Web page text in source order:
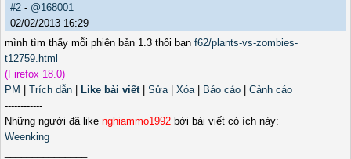
#2 - @168001
02/02/2013 16:29
mình tìm thấy mỗi phiên bản 1.3 thôi bạn f62/plants-vs-zombies-
t12759.html
(Firefox 18.0)
PM
Trích dẫn Like bài viết Sửa Xóa Báo cáo
Cảnh cáo
------------
Những người đã like nghiammo1992 bởi bài viết có ích này:
Weenking